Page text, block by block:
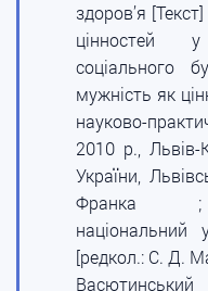
здоров’я
цінностей
соціального
мужність як
науково-
2010 р.,
України,
Франка ;
[редкол.: С. Д.